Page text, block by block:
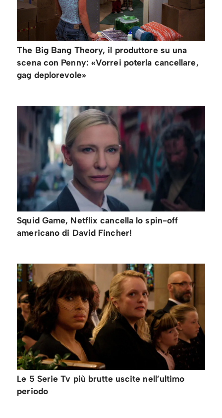
The Big Bang Theory, il produttore su una
scena con Penny: «Vorrei poterla cancellare,
gag deplorevole»
Squid Game, Netflix cancella lo spin-off
americano di David Fincher!
Le 5 Serie Tv più brutte uscite nell’ultimo
periodo